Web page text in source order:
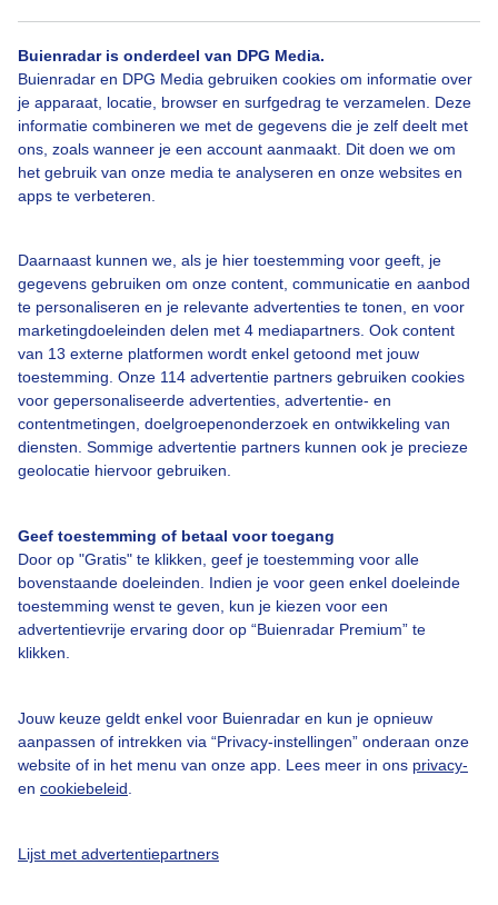
Buienradar is onderdeel van DPG Media.
Buienradar en DPG Media gebruiken cookies om informatie over
je apparaat, locatie, browser en surfgedrag te verzamelen. Deze
informatie combineren we met de gegevens die je zelf deelt met
ons, zoals wanneer je een account aanmaakt. Dit doen we om
het gebruik van onze media te analyseren en onze websites en
apps te verbeteren.
Daarnaast kunnen we, als je hier toestemming voor geeft, je
gegevens gebruiken om onze content, communicatie en aanbod
te personaliseren en je relevante advertenties te tonen, en voor
marketingdoeleinden delen met 4 mediapartners. Ook content
van 13 externe platformen wordt enkel getoond met jouw
toestemming. Onze 114 advertentie partners gebruiken cookies
voor gepersonaliseerde advertenties, advertentie- en
contentmetingen, doelgroepenonderzoek en ontwikkeling van
diensten. Sommige advertentie partners kunnen ook je precieze
geolocatie hiervoor gebruiken.
Geef toestemming of betaal voor toegang
Door op "Gratis" te klikken, geef je toestemming voor alle
bovenstaande doeleinden. Indien je voor geen enkel doeleinde
toestemming wenst te geven, kun je kiezen voor een
advertentievrije ervaring door op “Buienradar Premium” te
klikken.
Jouw keuze geldt enkel voor Buienradar en kun je opnieuw
aanpassen of intrekken via “Privacy-instellingen” onderaan onze
website of in het menu van onze app. Lees meer in ons privacy-
en cookiebeleid
Lijst met advertentiepartners
Bekijk slideshow
Over Buienradar
Bedrijfsgegevens
Contact
Toegankelijkheid
Gebruikersvoorwaarden
Adverteren
Privacy beleid
Cookie beleid